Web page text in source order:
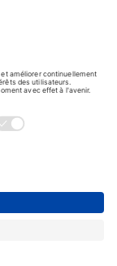
réservés -